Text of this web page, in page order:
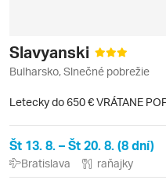
Slavyanski
Bulharsko, Slnečné pobrežie
Letecky do 650 € VRÁTANE
Št 13. 8. – Št 20. 8. (8 dní)
Bratislava raňajky